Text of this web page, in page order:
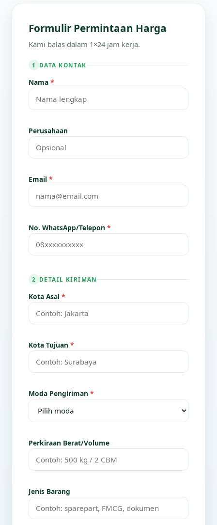
Formulir Permintaan Harga
Kami balas dalam 1×24 jam kerja.
1 DATA KONTAK
Nama *
Perusahaan
Email *
No. WhatsApp/Telepon *
2 DETAIL KIRIMAN
Kota Asal *
Kota Tujuan *
Moda Pengiriman *
Perkiraan Berat/Volume
Jenis Barang